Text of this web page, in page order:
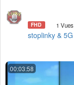
FHD 1 Vues
stoplinky & 5G
00:03:58